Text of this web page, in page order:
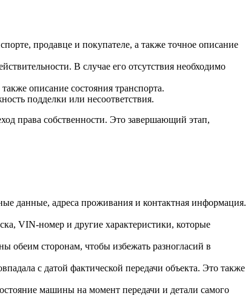
продавце и покупателе, а также точное описание
В случае его отсутствия необходимо
описание состояния транспорта.
подделки или несоответствия.
права собственности. Это завершающий этап,
данные, адреса проживания и контактная информация.
VIN-номер и другие характеристики, которые
обеим сторонам, чтобы избежать разногласий в
с датой фактической передачи объекта. Это также
машины на момент передачи и детали самого